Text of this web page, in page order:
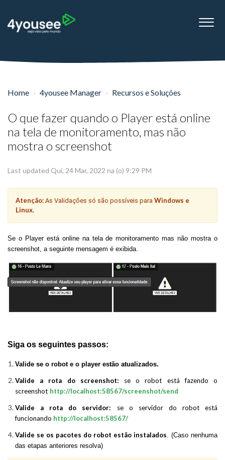
Home 4yousee Manager Recursos e Soluções
O que fazer quando o Player está online
na tela de monitoramento, mas não
mostra o screenshot
Last updated Qui, 24 Mar, 2022 na (o) 9:29 PM
Atenção: As Validações só são possíveis para Windows e
Linux.
Se o Player está online na tela de monitoramento mas não mostra o
screenshot, a seguinte mensagem é exibida.
Siga os seguintes passos:
Valide se o robot e o player estão atualizados.
Valide a rota do screenshot: se o robot está fazendo o
screenshot http://localhost:58567/screenshot/send
Valide a rota do servidor: se o servidor do robot está
funcionando http://localhost:58567/
Valide se os pacotes do robot estão instalados
(Caso nenhuma
das etapas anteriores resolva)